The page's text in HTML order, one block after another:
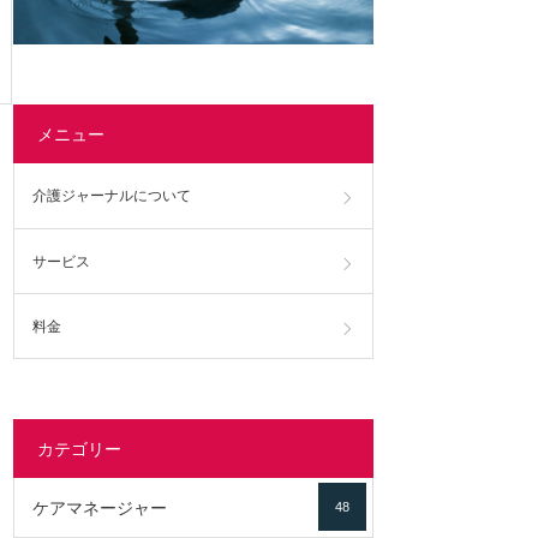
メニュー
介護ジャーナルについて
サービス
料金
カテゴリー
ケアマネージャー 48